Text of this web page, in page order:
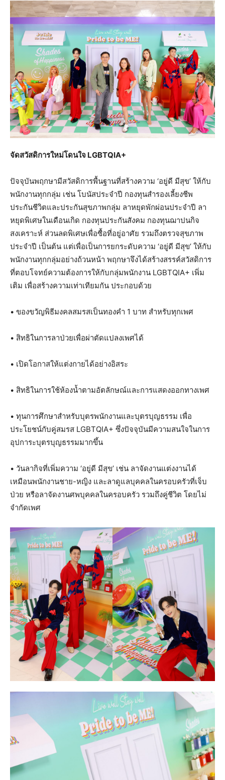
จัดสวัสดิการใหม่โดนใจ LGBTQIA+
ปัจจุบันพฤกษามีสวัสดิการพื้นฐานที่สร้างความ ‘อยู่ดี มีสุข’ ให้กับ
พนักงานทุกกลุ่ม เช่น โบนัสประจำปี กองทุนสำรองเลี้ยงชีพ
ประกันชีวิตและประกันสุขภาพกลุ่ม ลาหยุดพักผ่อนประจำปี ลา
หยุดพิเศษในเดือนเกิด กองทุนประกันสังคม กองทุนฌาปนกิจ
สงเคราะห์ ส่วนลดพิเศษเพื่อซื้อที่อยู่อาศัย รวมถึงตรวจสุขภาพ
ประจำปี เป็นต้น แต่เพื่อเป็นการยกระดับความ ‘อยู่ดี มีสุข’ ให้กับ
พนักงานทุกกลุ่มอย่างถ้วนหน้า พฤกษาจึงได้สร้างสรรค์สวัสดิการ
ที่ตอบโจทย์ความต้องการให้กับกลุ่มพนักงาน LGBTQIA+ เพิ่ม
เติม เพื่อสร้างความเท่าเทียมกัน ประกอบด้วย
• ของขวัญพิธีมงคลสมรสเป็นทองคำ 1 บาท สำหรับทุกเพศ
• สิทธิในการลาป่วยเพื่อผ่าตัดแปลงเพศได้
• เปิดโอกาสให้แต่งกายได้อย่างอิสระ
• สิทธิในการใช้ห้องน้ำตามอัตลักษณ์และการแสดงออกทางเพศ
• ทุนการศึกษาสำหรับบุตรพนักงานและบุตรบุญธรรม เพื่อ
ประโยชน์กับคู่สมรส LGBTQIA+ ซึ่งปัจจุบันมีความสนใจในการ
อุปการะบุตรบุญธรรมมากขึ้น
• วันลากิจที่เพิ่มความ ‘อยู่ดี มีสุข’ เช่น ลาจัดงานแต่งงานได้
เหมือนพนักงานชาย-หญิง และลาดูแลบุคคลในครอบครัวที่เจ็บ
ป่วย หรือลาจัดงานศพบุคคลในครอบครัว รวมถึงคู่ชีวิต โดยไม่
จำกัดเพศ